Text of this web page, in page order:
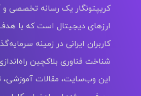
کریپتونگار یک رسانه تخصصی و
ارزهای دیجیتال است که با
کاربران ایرانی در زمینه
شناخت فناوری بلاکچین
این وب‌سایت، مقالات آموزشی،